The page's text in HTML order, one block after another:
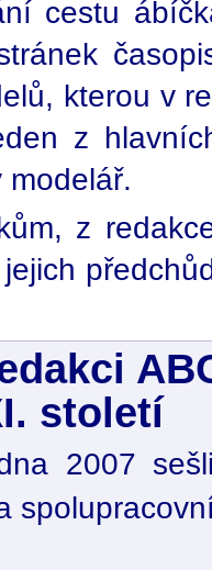
cestu
kterou v
z
z
století
2007